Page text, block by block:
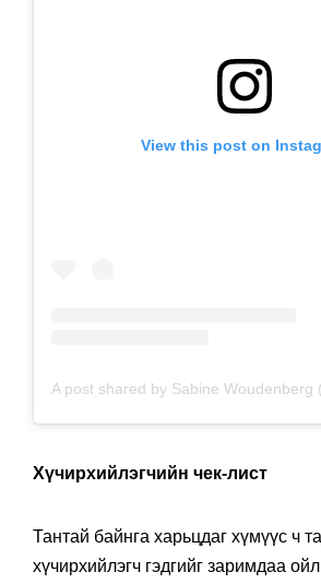
View this post on
Хүчирхийлэгчийн чек-лист
Тантай байнга харьцдаг хүмүүс ч
хүчирхийлэгч гэдгийг заримдаа